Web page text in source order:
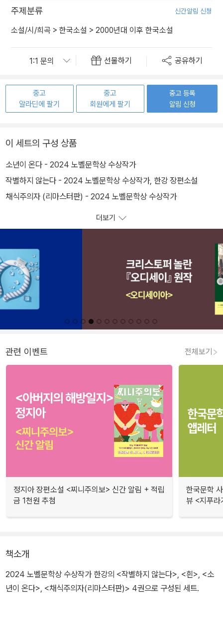
주제분류 신간알림 신청
소설/시/희곡 > 한국소설 > 2000년대 이후 한국소설
선물하기 공유하기
중고
알라딘에 팔기
중고
회원에게 팔기
중고 등록
알림 신청
이 세트의 구성 상품
소년이 온다 - 2024 노벨문학상 수상작가
작별하지 않는다 - 2024 노벨문학상 수상작가, 한강 장편소설
채식주의자 (리마스터판) - 2024 노벨문학상 수상작가
더보기
관련 이벤트 전체보기
정지아 장편소설 <찌니주의보> 신간 알림 + 적립
금 1천원 추첨
한국문학
뷰 <지푸라
책소개
2024 노벨문학상 수상작가 한강의 <작별하지 않는다>, <흰>, <소
년이 온다>, <채식주의자(리마스터판)> 4권으로 구성된 세트.